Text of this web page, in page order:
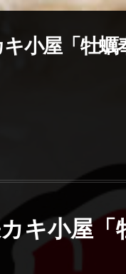
小屋「牡蠣
キ小屋「